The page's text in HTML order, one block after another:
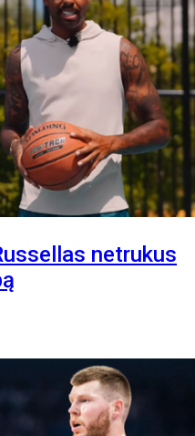
netrukus